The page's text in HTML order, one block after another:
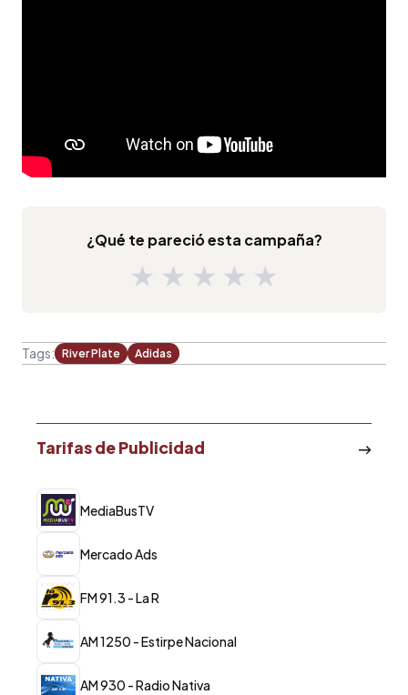
¿Qué te pareció esta campaña?
★ ★ ★ ★ ★
Tags: River Plate Adidas
Tarifas de Publicidad
MediaBusTV
Mercado Ads
FM 91.3 - La R
AM 1250 - Estirpe Nacional
AM 930 - Radio Nativa